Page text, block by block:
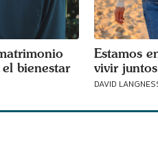
bienestar
Estamos
vivir
DAVID